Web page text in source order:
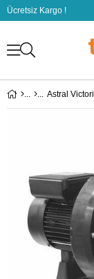
Ücretsiz Kargo !